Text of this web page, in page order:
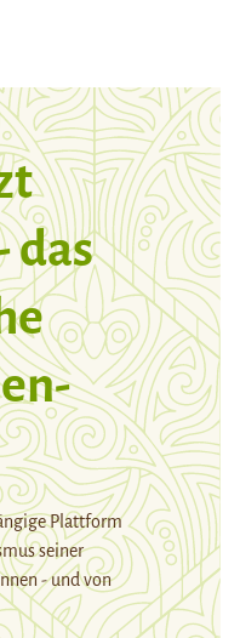
das
Plattform
seiner
- und von